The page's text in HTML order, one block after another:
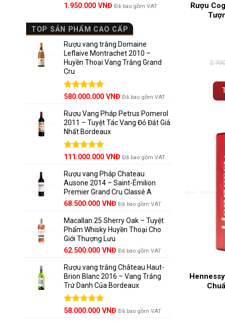
Giá
là:
2.800.000 VNĐ.
1.950.000 VNĐGiá
tại
là:
1.950.000 VNĐ.
Đã bao gồm VAT
TOP SẢN PHẨM CAO CẤP
Rượu vang trắng Domaine
Leflaive Montrachet 2010 –
Huyền Thoại Vang Trắng Grand
Cru
Được xếp
5 sao
580.000.000 VNĐ Đã bao gồm VAT
Rượu Vang Pháp Petrus Pomerol
2011 – Tuyệt Tác Vang Đỏ Đắt Giá
Nhất Bordeaux
Được xếp
5 sao
Giá
là:
125.000.000 VNĐ.
111.000.000 VNĐGiá
tại
là:
111.000.000 VNĐ.
Đã bao gồm VAT
Rượu vang Pháp Chateau
Ausone 2014 – Saint-Émilion
Premier Grand Cru Classé A
68.500.000 VNĐ Đã bao gồm VAT
Macallan 25 Sherry Oak – Tuyệt
Phẩm Whisky Huyền Thoại Cho
Giới Thượng Lưu
Giá
là:
65.000.000 VNĐ.
62.500.000 VNĐGiá
tại
là:
62.500.000 VNĐ.
Đã bao gồm VAT
Rượu vang trắng Château Haut-
Brion Blanc 2016 – Vang Trắng
Trứ Danh Của Bordeaux
Được xếp
58.000.000 VNĐ Đã bao gồm VAT
Rượu